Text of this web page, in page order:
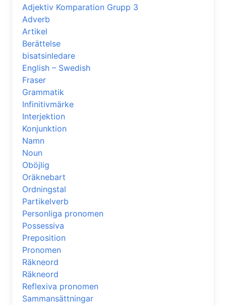
Adjektiv Komparation Grupp 3
Adverb
Artikel
Berättelse
bisatsinledare
English – Swedish
Fraser
Grammatik
Infinitivmärke
Interjektion
Konjunktion
Namn
Noun
Oböjlig
Oräknebart
Ordningstal
Partikelverb
Personliga pronomen
Possessiva
Preposition
Pronomen
Räkneord
Räkneord
Reflexiva pronomen
Sammansättningar